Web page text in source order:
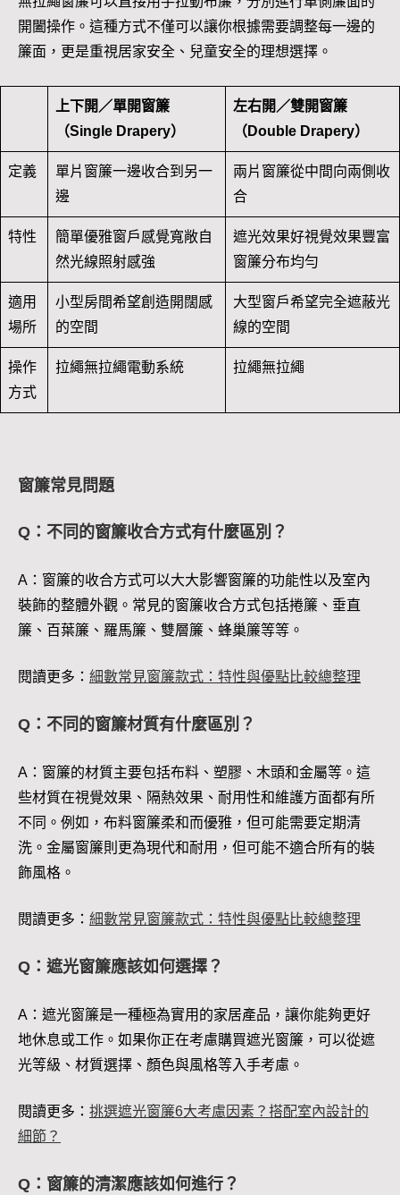
開闔操作。這種方式不僅可以讓你根據需要調整每一邊的
簾面，更是重視居家安全、兒童安全的理想選擇。
上下開／單開窗簾
（Single Drapery）
左右開／雙開窗簾
（Double Drapery）
定義
單片窗簾一邊收合到另一
邊
兩片窗簾從中間向兩側收
合
特性
簡單優雅窗戶感覺寬敞自
然光線照射感強
遮光效果好視覺效果豐富
窗簾分布均勻
適用
場所
小型房間希望創造開闊感
的空間
大型窗戶希望完全遮蔽光
線的空間
操作
方式
拉繩無拉繩電動系統 拉繩無拉繩
窗簾常見問題
Q：不同的窗簾收合方式有什麼區別？
A：窗簾的收合方式可以大大影響窗簾的功能性以及室內
裝飾的整體外觀。常見的窗簾收合方式包括捲簾、垂直
簾、百葉簾、羅馬簾、雙層簾、蜂巢簾等等。
閱讀更多： 細數常見窗簾款式：特性與優點比較總整理
Q：不同的窗簾材質有什麼區別？
A：窗簾的材質主要包括布料、塑膠、木頭和金屬等。這
些材質在視覺效果、隔熱效果、耐用性和維護方面都有所
不同。例如，布料窗簾柔和而優雅，但可能需要定期清
洗。金屬窗簾則更為現代和耐用，但可能不適合所有的裝
飾風格。
閱讀更多： 細數常見窗簾款式：特性與優點比較總整理
Q：遮光窗簾應該如何選擇？
A：遮光窗簾是一種極為實用的家居產品，讓你能夠更好
地休息或工作。如果你正在考慮購買遮光窗簾，可以從遮
光等級、材質選擇、顏色與風格等入手考慮。
閱讀更多： 挑選遮光窗簾6大考慮因素？搭配室內設計的
細節？
Q：窗簾的清潔應該如何進行？